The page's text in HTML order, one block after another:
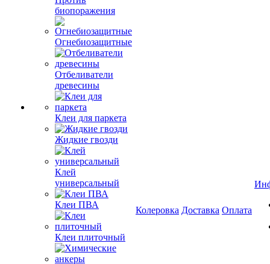
биопоражения
Огнебиозащитные
Отбеливатели
древесины
Клеи для паркета
Жидкие гвозди
Клей
универсальный
Клеи ПВА
Клеи плиточный
Колеровка Доставка Оплата